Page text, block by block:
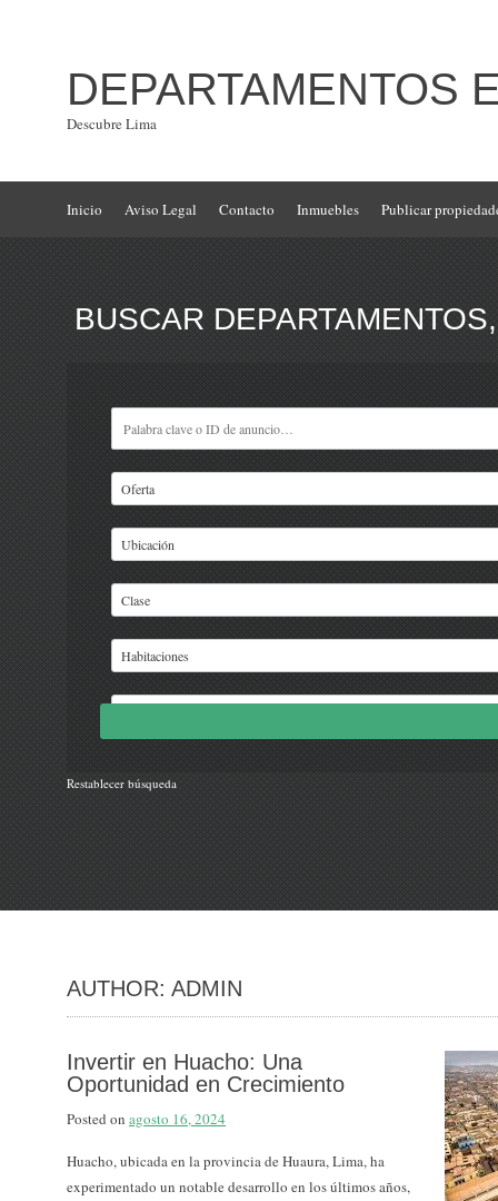
DEPARTAMENTOS
Descubre Lima
Inicio Aviso Legal Contacto Inmuebles Publicar
BUSCAR
Restablecer búsqueda
AUTHOR: ADMIN
Invertir en Huacho: Una
Oportunidad en Crecimiento
Posted on agosto 16, 2024
Huacho, ubicada en la provincia de Huaura, Lima, ha
experimentado un notable desarrollo en los últimos años,